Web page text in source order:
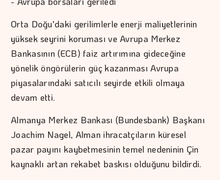
Orta Doğu'daki gerilimlerle enerji maliyetlerinin
yüksek seyrini koruması ve Avrupa Merkez
Bankasının (ECB) faiz artırımına gideceğine
yönelik öngörülerin güç kazanması Avrupa
piyasalarındaki satıcılı seyirde etkili olmaya
devam etti.
Almanya Merkez Bankası (Bundesbank) Başkanı
Joachim Nagel, Alman ihracatçıların küresel
pazar payını kaybetmesinin temel nedeninin Çin
kaynaklı artan rekabet baskısı olduğunu bildirdi.